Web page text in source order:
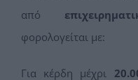
από
φορολογείται με:
Για κέρδη μέχρι